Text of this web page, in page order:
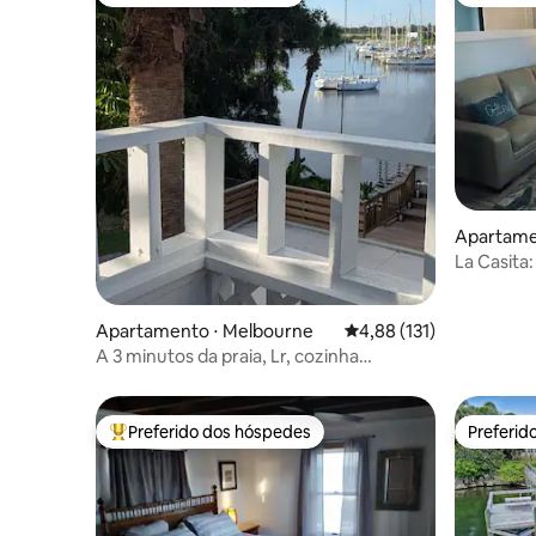
Apartamento ⋅ Melbourne 4,88 de uma avaliação
4,88 (131)
A 3 minutos da praia, Lr, cozinha
La
Entre os melhores preferidos dos hóspedes
Preferido dos hóspedes